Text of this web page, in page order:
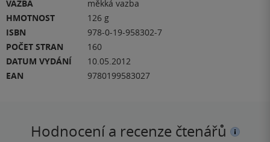
VAZBA
měkká vazba
HMOTNOST
126 g
ISBN
978-0-19-958302-7
POČET STRAN
160
DATUM VYDÁNÍ
10.05.2012
EAN
9780199583027
Hodnocení a recenze čtenářů